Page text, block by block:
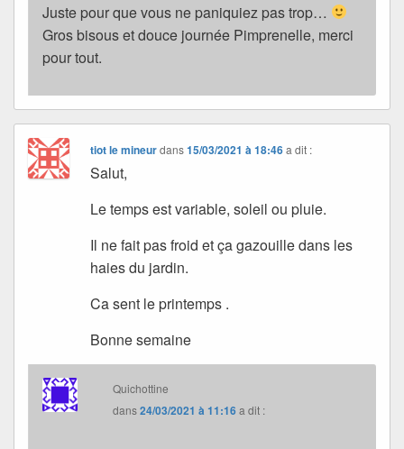
Juste pour que vous ne paniquiez pas trop…
Gros bisous et douce journée Pimprenelle, merci
pour tout.
tiot le mineurdans15/03/2021 à 18:46 a dit :
Salut,
Le temps est variable, soleil ou pluie.
Il ne fait pas froid et ça gazouille dans les
haies du jardin.
Ca sent le printemps .
Bonne semaine
Quichottine
dans24/03/2021 à 11:16a dit :